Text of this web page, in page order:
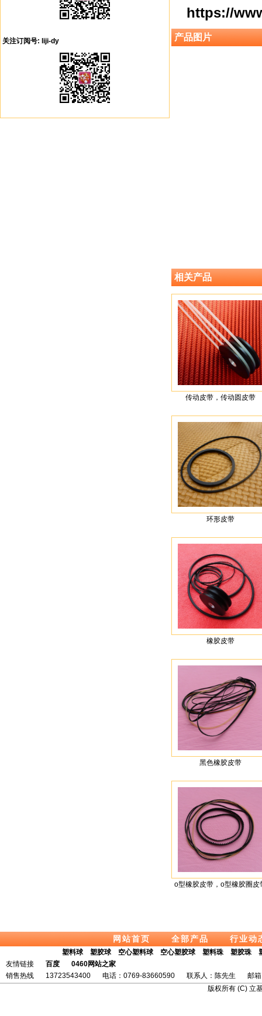
关注订阅号: liji-dy
https://
产品图片
相关产品
传动皮带，传动圆皮带
环形皮带
橡胶皮带
黑色橡胶皮带
o型橡胶皮带，o型橡胶圈皮
网站首页 全部产品 行业动
塑料球 塑胶球 空心塑料球 空心塑胶球 塑料珠 塑胶珠
友情链接
百度
0460网站之家
销售热线
13723543400 电话：0769-83660590 联系人：陈先生
邮
版权所有 (C) 立